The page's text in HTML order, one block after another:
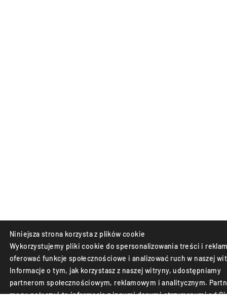
Niniejsza strona korzysta z plików cookie
Wykorzystujemy pliki cookie do spersonalizowania treści i
oferować funkcje społecznościowe i analizować ruch w naszej
Informacje o tym, jak korzystasz z naszej witryny, udostępniamy
partnerom społecznościowym, reklamowym i analitycznym.
mogą połączyć te informacje z innymi danymi otrzymanymi od